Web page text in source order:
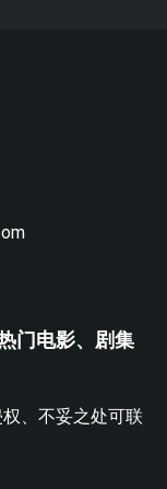
门电影、剧集
、不妥之处可联